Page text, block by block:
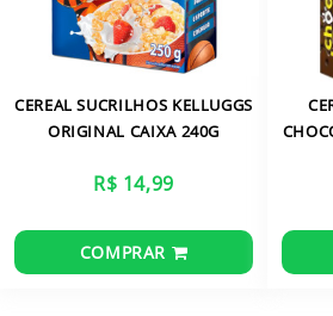
CEREAL SUCRILHOS KELLUGGS
ORIGINAL CAIXA 240G
R$ 14,99
COMPRAR